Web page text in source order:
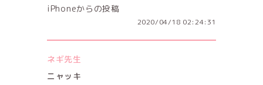
iPhoneからの投稿
2020/04/18 02:24:31
ネギ先生
ニャッキ